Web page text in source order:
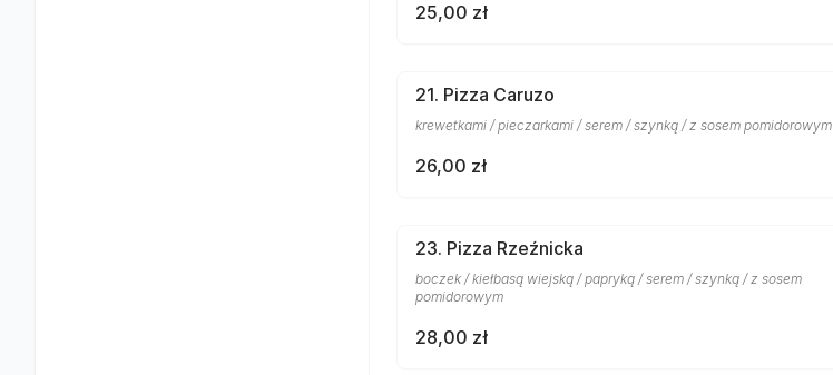
25,00 zł
21. Pizza Caruzo
krewetkami / pieczarkami / serem / szynką / z sosem pomidorowym
26,00 zł
23. Pizza Rzeźnicka
boczek / kiełbasą wiejską / papryką / serem / szynką / z sosem
pomidorowym
28,00 zł